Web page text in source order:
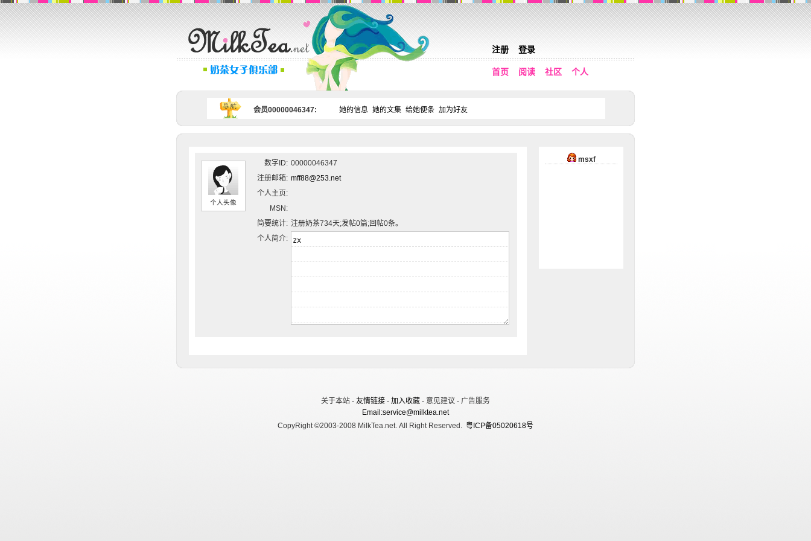
注册 登录
首页 阅读 社区 个人
会员00000046347: 她的信息 她的文集 给她便条 加为好友
个人头像
数字ID: 00000046347
注册邮箱: mff88@253.net
个人主页:
MSN:
简要统计: 注册奶茶734天;发帖0篇;回帖0条。
个人简介:
msxf
关于本站 - 友情链接 - 加入收藏 - 意见建议 - 广告服务
Email:service@milktea.net
CopyRight ©2003-2008 MilkTea.net. All Right Reserved. 粤ICP备05020618号